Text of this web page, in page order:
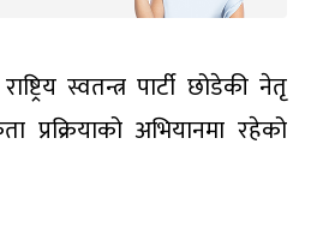
स्वतन्त्र पार्टी छोडेकी नेतृ
अभियानमा रहेको